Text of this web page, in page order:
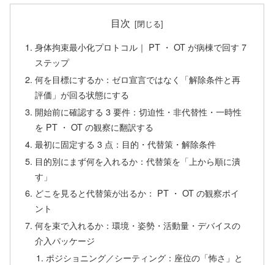
目次
身体拘束最小化プロトコル｜ PT ・ OT が病棟で回す 7
ステップ
何を目標にするか：ゼロ宣言ではなく「解除条件と再
評価」が回る状態にする
開始前に確認する 3 要件：切迫性・非代替性・一時性
を PT ・ OT の観察に翻訳する
最初に固定する 3 点：目的・代替策・解除条件
目的別にまず何を入れるか：代替策を「上から順に潰
す」
どこを見ると代替策が出るか： PT ・ OT の観察ポイ
ント
何を束で入れるか：環境・姿勢・活動量・デバイスの
介入パッケージ
ポジショニング／シーティング：座位の「怖さ」と